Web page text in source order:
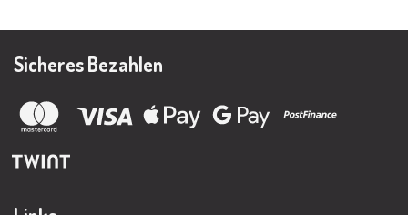
Sicheres Bezahlen